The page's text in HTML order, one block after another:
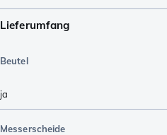
Lieferumfang
Beutel
ja
Messerscheide